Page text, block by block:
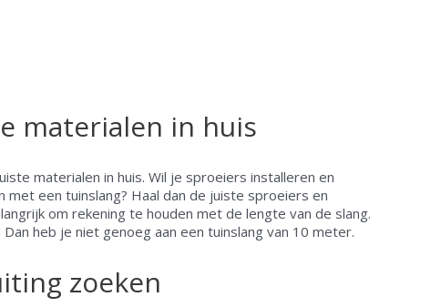
materialen in huis
materialen in huis. Wil je sproeiers installeren en
een tuinslang? Haal dan de juiste sproeiers en
om rekening te houden met de lengte van de slang.
heb je niet genoeg aan een tuinslang van 10 meter.
zoeken